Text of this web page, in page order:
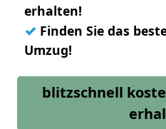
erhalten!
✓ Finden Sie das
Umzug!
blitzschnell